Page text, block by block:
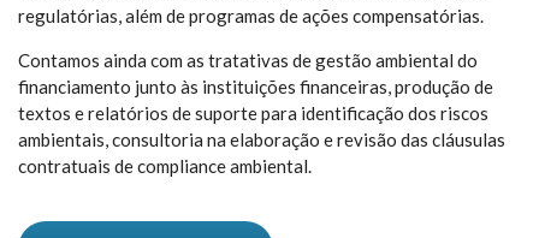
regulatórias, além de programas de ações compensatórias.
Contamos ainda com as tratativas de gestão ambiental do
financiamento junto às instituições financeiras, produção de
textos e relatórios de suporte para identificação dos riscos
ambientais, consultoria na elaboração e revisão das cláusulas
contratuais de compliance ambiental.